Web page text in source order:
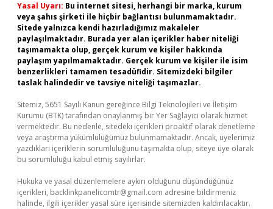
Yasal Uyarı: Bu internet sitesi, herhangi bir marka, kurum
veya şahıs şirketi ile hiçbir bağlantısı bulunmamaktadır.
Sitede yalnızca kendi hazırladığımız makaleler
paylaşılmaktadır. Burada yer alan içerikler haber niteliği
taşımamakta olup, gerçek kurum ve kişiler hakkında
paylaşım yapılmamaktadır. Gerçek kurum ve kişiler ile isim
benzerlikleri tamamen tesadüfidir. Sitemizdeki bilgiler
taslak halindedir ve tavsiye niteliği taşımazlar.
Sitemiz, 5651 Sayılı Kanun gereğince Bilgi Teknolojileri ve İletişim
Kurumu (BTK) tarafından onaylanmış bir Yer Sağlayıcı olarak hizmet
vermektedir. Bu nedenle, sitedeki içerikleri proaktif olarak denetleme
veya araştırma yükümlülüğümüz bulunmamaktadır. Ancak, üyelerimiz
yazdıkları içeriklerin sorumluluğunu taşımakta olup, siteye üye olarak
bu sorumluluğu kabul etmiş sayılırlar.
Hukuka ve yasal düzenlemelere aykırı olduğunu düşündüğünüz
içerikleri, backlinkpanelicomtr@gmail.com adresine bildirmeniz
halinde, ilgili içerikler yasal süre içerisinde sitemizden kaldırılacaktır.